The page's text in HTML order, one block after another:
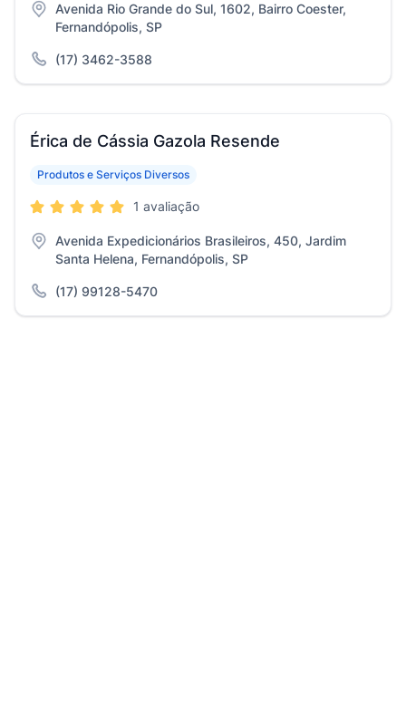
Avenida Rio Grande do Sul, 1602, Bairro Coester,
Fernandópolis, SP
(17) 3462-3588
Érica de Cássia Gazola Resende
Produtos e Serviços Diversos
1 avaliação
Avenida Expedicionários Brasileiros, 450, Jardim
Santa Helena, Fernandópolis, SP
(17) 99128-5470